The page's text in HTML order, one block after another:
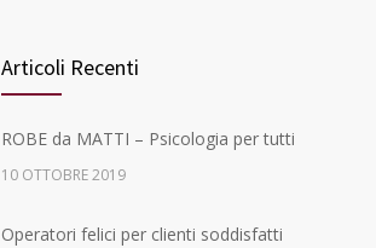
Articoli Recenti
ROBE da MATTI – Psicologia per tutti
10 OTTOBRE 2019
Operatori felici per clienti soddisfatti